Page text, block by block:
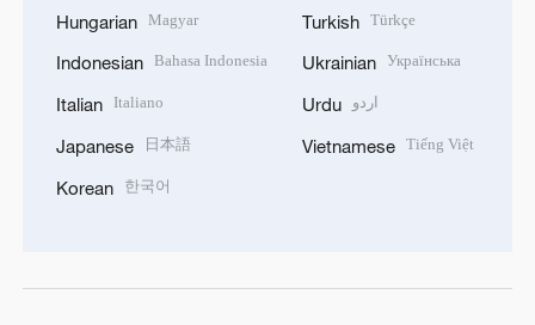
Hungarian Magyar
Indonesian Bahasa Indonesia
Italian Italiano
Japanese 日本語
Korean 한국어
Turkish Türkçe
Ukrainian Українська
Urdu اردو
Vietnamese Tiếng Việt